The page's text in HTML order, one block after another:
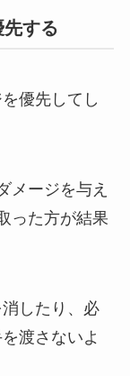
する
優先してし
メージを与え
った方が結果
したり、必
渡さないよ